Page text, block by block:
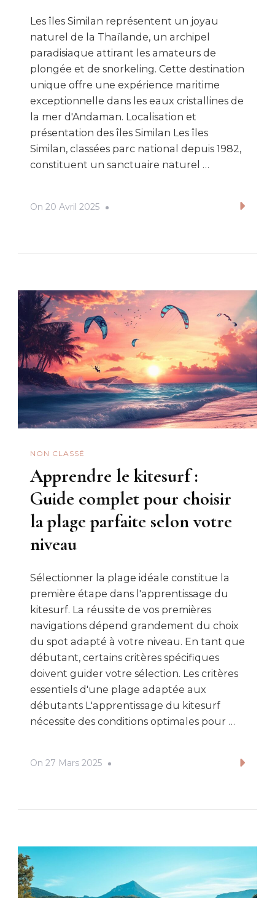
Les îles Similan représentent un joyau
naturel de la Thaïlande, un archipel
paradisiaque attirant les amateurs de
plongée et de snorkeling. Cette destination
unique offre une expérience maritime
exceptionnelle dans les eaux cristallines de
la mer d'Andaman. Localisation et
présentation des îles Similan Les îles
Similan, classées parc national depuis 1982,
constituent un sanctuaire naturel …
On 20 Avril 2025
NON CLASSÉ
Apprendre le kitesurf :
Guide complet pour choisir
la plage parfaite selon votre
niveau
Sélectionner la plage idéale constitue la
première étape dans l'apprentissage du
kitesurf. La réussite de vos premières
navigations dépend grandement du choix
du spot adapté à votre niveau. En tant que
débutant, certains critères spécifiques
doivent guider votre sélection. Les critères
essentiels d'une plage adaptée aux
débutants L'apprentissage du kitesurf
nécessite des conditions optimales pour …
On 27 Mars 2025